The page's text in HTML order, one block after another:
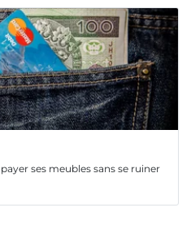
ses meubles sans se ruiner